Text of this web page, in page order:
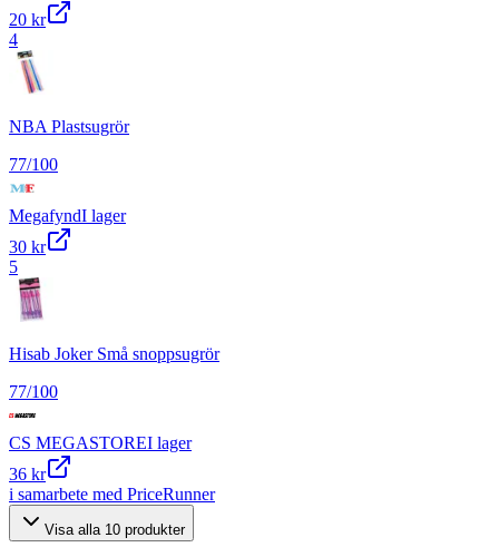
20 kr
4
NBA Plastsugrör
77/100
MegafyndI lager
30 kr
5
Hisab Joker Små snoppsugrör
77/100
CS MEGASTOREI lager
36 kr
i samarbete med PriceRunner
Visa alla 10 produkter